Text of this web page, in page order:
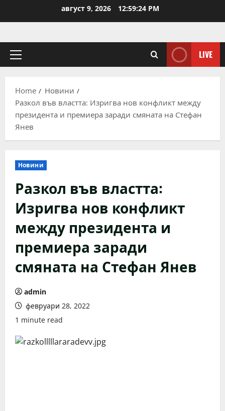
август 9, 2026 12:59:24 PM
Primary
LIVE
Home
Новини
Разкол във властта: Изригва нов конфликт между
президента и премиера заради смяната на Стефан
Янев
Новини
Разкол във властта:
Изригва нов конфликт
между президента и
премиера заради
смяната на Стефан Янев
admin
февруари 28, 2022
1 minute read